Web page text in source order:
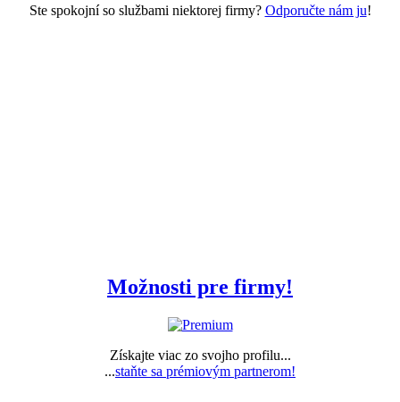
Ste spokojní so službami niektorej firmy? Odporučte nám ju!
Možnosti pre firmy!
Získajte viac zo svojho profilu...
...staňte sa prémiovým partnerom!